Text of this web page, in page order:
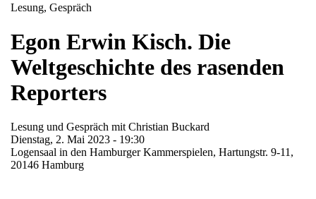
Lesung, Gespräch
Egon Erwin Kisch. Die
Weltgeschichte des rasenden
Reporters
Lesung und Gespräch mit Christian Buckard
Dienstag, 2. Mai 2023 - 19:30
Logensaal in den Hamburger Kammerspielen, Hartungstr. 9-11,
20146 Hamburg